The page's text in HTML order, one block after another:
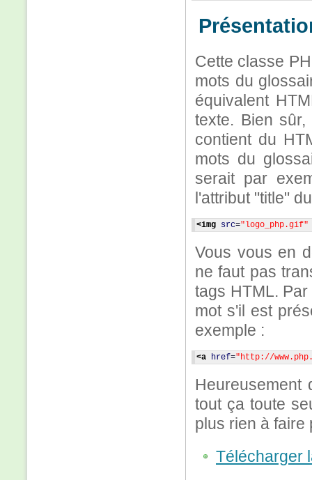
Cette classe
mots du
équivalent
texte. Bien
contient du
mots du
serait par
l'attribut "title"
<img src="logo_php.gif"
Vous vous en
ne faut pas
tags HTML.
mot s'il est
exemple :
<a href="http://
Heureusement
tout ça toute
plus rien à faire
Télécharger